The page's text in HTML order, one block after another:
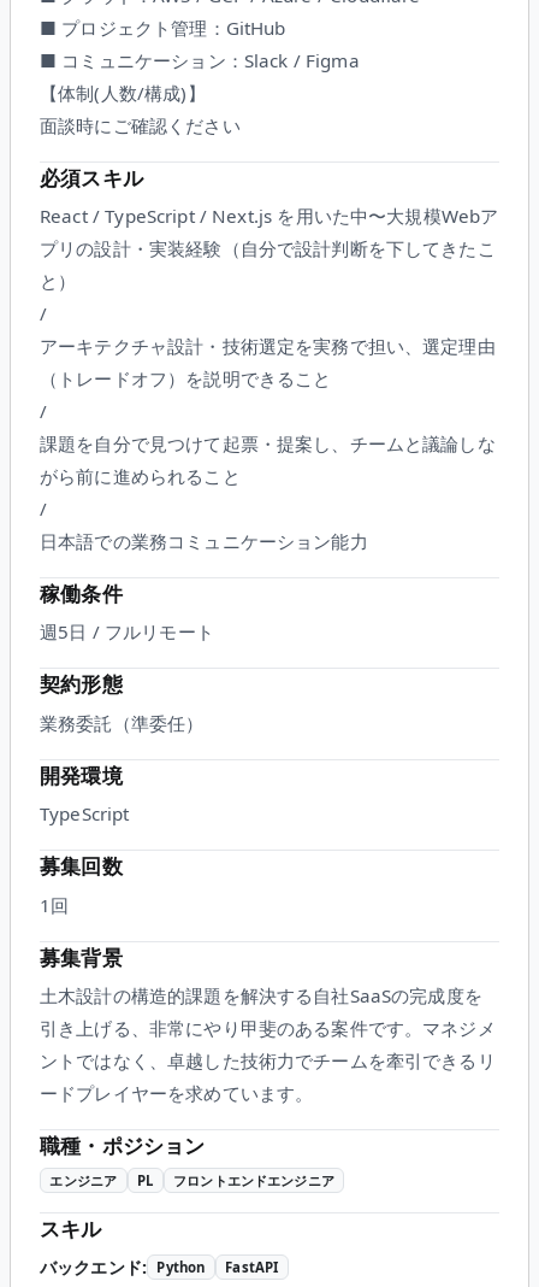
■ プロジェクト管理：GitHub
■ コミュニケーション：Slack / Figma
【体制(人数/構成)】
面談時にご確認ください
必須スキル
React / TypeScript / Next.js を用いた中〜大規模Webア
プリの設計・実装経験（自分で設計判断を下してきたこ
と）
/
アーキテクチャ設計・技術選定を実務で担い、選定理由
（トレードオフ）を説明できること
/
課題を自分で見つけて起票・提案し、チームと議論しな
がら前に進められること
/
日本語での業務コミュニケーション能力
稼働条件
週5日 / フルリモート
契約形態
業務委託（準委任）
開発環境
TypeScript
募集回数
1回
募集背景
土木設計の構造的課題を解決する自社SaaSの完成度を
引き上げる、非常にやり甲斐のある案件です。マネジメ
ントではなく、卓越した技術力でチームを牽引できるリ
ードプレイヤーを求めています。
職種・ポジション
エンジニア PL フロントエンドエンジニア
スキル
バックエンド: Python FastAPI